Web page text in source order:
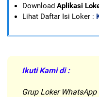
Download Aplikasi
Lihat Daftar Isi Loker :
Ikuti Kami di :
Grup Loker WhatsApp